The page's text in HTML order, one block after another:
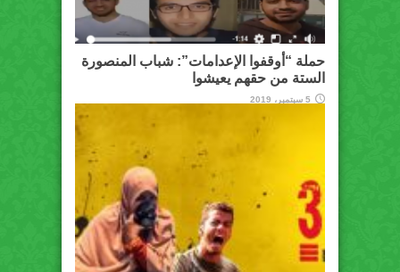
حملة “أوقفوا الإعدامات”: شباب المنصورة
الستة من حقهم يعيشوا
5 سبتمبر، 2019